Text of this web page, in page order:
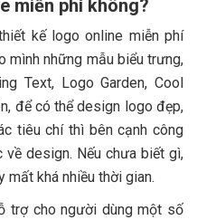
miễn phí không?
kế logo online miễn phí
mình những mẫu biểu trưng,
Text, Logo Garden, Cool
để có thể design logo đẹp,
tiêu chí thì bên cạnh công
design. Nếu chưa biết gì,
mất khá nhiều thời gian.
trợ cho người dùng một số